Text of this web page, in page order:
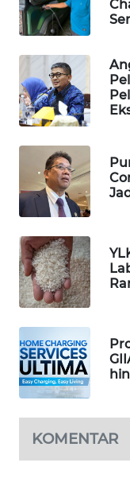
KOMENTAR
MAWAKA
MARTABAT
NET
PLN
WATCH
MKLI
LPKKI
LKKI
KOPEKLIN
PORTAL
KONSUMEN
FORWAMKI